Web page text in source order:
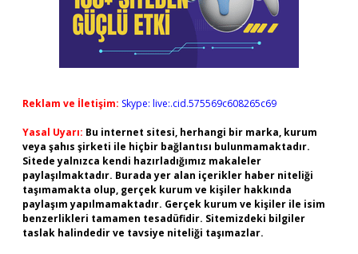
Reklam ve İletişim: Skype: live:.cid.575569c608265c69
Yasal Uyarı: Bu internet sitesi, herhangi bir marka, kurum
veya şahıs şirketi ile hiçbir bağlantısı bulunmamaktadır.
Sitede yalnızca kendi hazırladığımız makaleler
paylaşılmaktadır. Burada yer alan içerikler haber niteliği
taşımamakta olup, gerçek kurum ve kişiler hakkında
paylaşım yapılmamaktadır. Gerçek kurum ve kişiler ile isim
benzerlikleri tamamen tesadüfidir. Sitemizdeki bilgiler
taslak halindedir ve tavsiye niteliği taşımazlar.